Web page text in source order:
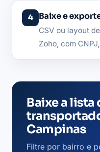
Baixe e
CSV ou layout
Zoho, com
Baixe a lista
Campinas
Filtre por bairro e